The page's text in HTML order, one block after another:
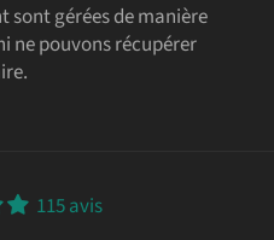
sont gérées de manière
ne pouvons récupérer
115 avis